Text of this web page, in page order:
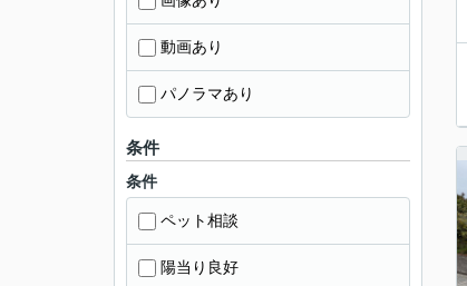
動画あり
パノラマあり
条件
条件
ペット相談
陽当り良好